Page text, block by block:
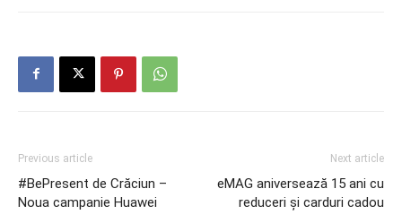
Previous article
#BePresent de Crăciun –
Noua campanie Huawei
Next article
eMAG aniversează 15 ani cu
reduceri și carduri cadou